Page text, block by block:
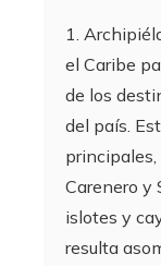
1.
el Caribe
de los
del país.
Carenero y
islotes y
resulta